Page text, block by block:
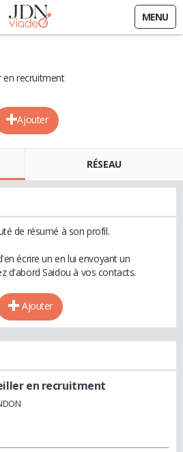
MENU
Ajouter
en recruitment
RÉSEAU
de résumé à son profil.
écrire un en lui envoyant un
d'abord Saidou à vos contacts.
Ajouter
en recruitment